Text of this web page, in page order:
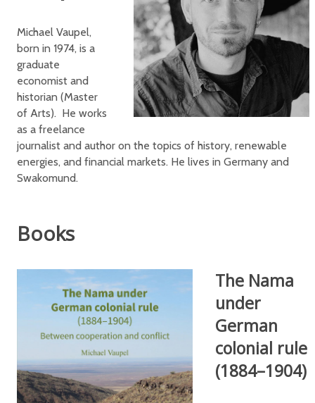
Michael Vaupel,
born in 1974, is a
graduate
economist and
historian (Master
of Arts). He works
as a freelance
journalist and author on the topics of history, renewable
energies, and financial markets. He lives in Germany and
Swakomund.
Books
The Nama
under
German
colonial rule
(1884–1904)